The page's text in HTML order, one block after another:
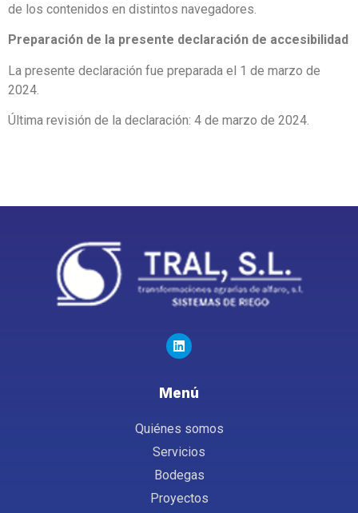
de los contenidos en distintos navegadores.
Preparación de la presente declaración de accesibilidad
La presente declaración fue preparada el 1 de marzo de
2024.
Última revisión de la declaración: 4 de marzo de 2024.
Menú
Quiénes somos
Servicios
Bodegas
Proyectos